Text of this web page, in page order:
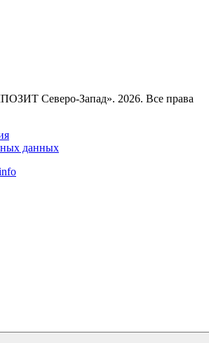
Северо-Запад». 2026. Все права
данных